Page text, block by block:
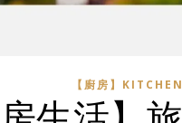
【廚房】KITCHEN